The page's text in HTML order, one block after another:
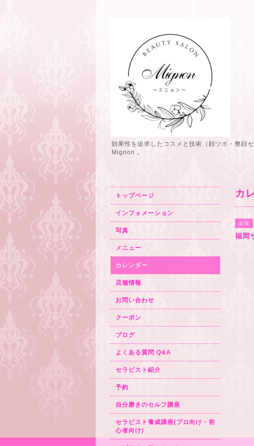
効果性を追求したコスメと技術（顔ツボ・整顔
Mignon 。
カ
出張
福岡
トップページ
インフォメーション
写真
メニュー
カレンダー
店舗情報
お問い合わせ
クーポン
ブログ
よくある質問 Q&A
セラピスト紹介
予約
自分磨きのセルフ講座
セラピスト養成講座(プロ向け・初
心者向け)